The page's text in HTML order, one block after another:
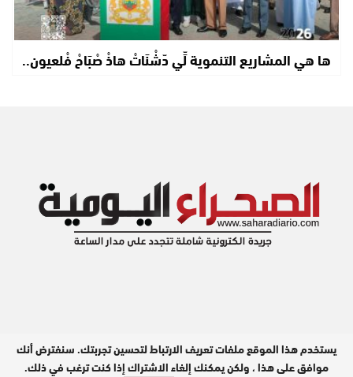
ها هي المشاريع التنموية لِّي دّشْنَاتْ هاذْ صْبَاحْ فْلعيون..
مدير النشر : عبد الله بيه
يستخدم هذا الموقع ملفات تعريف الارتباط لتحسين تجربتك. سنفترض أنك
موافق على هذا ، ولكن يمكنك إلغاء الاشتراك إذا كنت ترغب في ذلك.